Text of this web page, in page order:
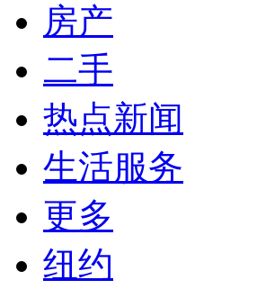
房产
二手
热点新闻
生活服务
更多
纽约